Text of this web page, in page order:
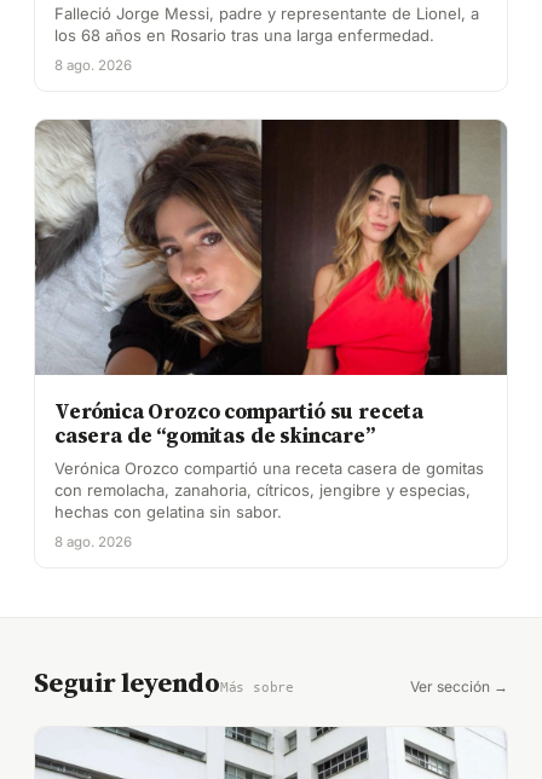
Falleció Jorge Messi, padre y representante de Lionel, a
los 68 años en Rosario tras una larga enfermedad.
8 ago. 2026
Verónica Orozco compartió su receta
casera de “gomitas de skincare”
Verónica Orozco compartió una receta casera de gomitas
con remolacha, zanahoria, cítricos, jengibre y especias,
hechas con gelatina sin sabor.
8 ago. 2026
Seguir leyendoMás sobre Ver sección →